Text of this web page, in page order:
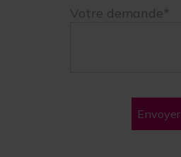
Votre demande*
Envoyer